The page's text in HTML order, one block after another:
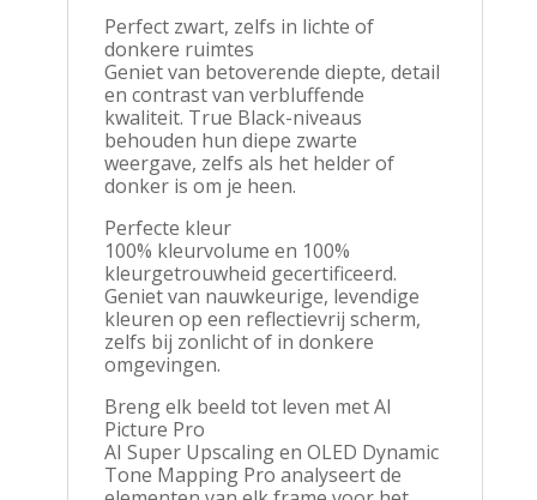
Perfect zwart, zelfs in lichte of
donkere ruimtes
Geniet van betoverende diepte, detail
en contrast van verbluffende
kwaliteit. True Black-niveaus
behouden hun diepe zwarte
weergave, zelfs als het helder of
donker is om je heen.
Perfecte kleur
100% kleurvolume en 100%
kleurgetrouwheid gecertificeerd.
Geniet van nauwkeurige, levendige
kleuren op een reflectievrij scherm,
zelfs bij zonlicht of in donkere
omgevingen.
Breng elk beeld tot leven met AI
Picture Pro
AI Super Upscaling en OLED Dynamic
Tone Mapping Pro analyseert de